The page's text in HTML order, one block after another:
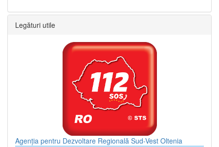
Legături utile
Agenția pentru Dezvoltare Regională Sud-Vest Oltenia